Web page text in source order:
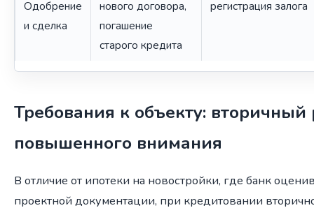
Одобрение
и сделка
нового договора,
погашение
старого кредита
регистрация залога
Требования к объекту:
повышенного внимания
В отличие от ипотеки на новостройки, где банк
проектной документации, при кредитовании